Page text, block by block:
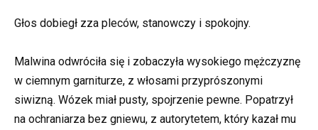
Głos dobiegł zza pleców, stanowczy i spokojny.
Malwina odwróciła się i zobaczyła wysokiego mężczyznę
w ciemnym garniturze, z włosami przyprószonymi
siwizną. Wózek miał pusty, spojrzenie pewne. Popatrzył
na ochraniarza bez gniewu, z autorytetem, który kazał mu